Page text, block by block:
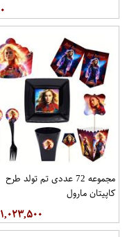
۰
مجموعه 72 عددی تم تولد طرح
کاپیتان مارول
۱,۰۲۳,۵۰۰